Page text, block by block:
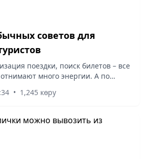
советов для
поездки, поиск билетов – все
много энергии. А по
еще одним десятком различных...
• 1,245 көру